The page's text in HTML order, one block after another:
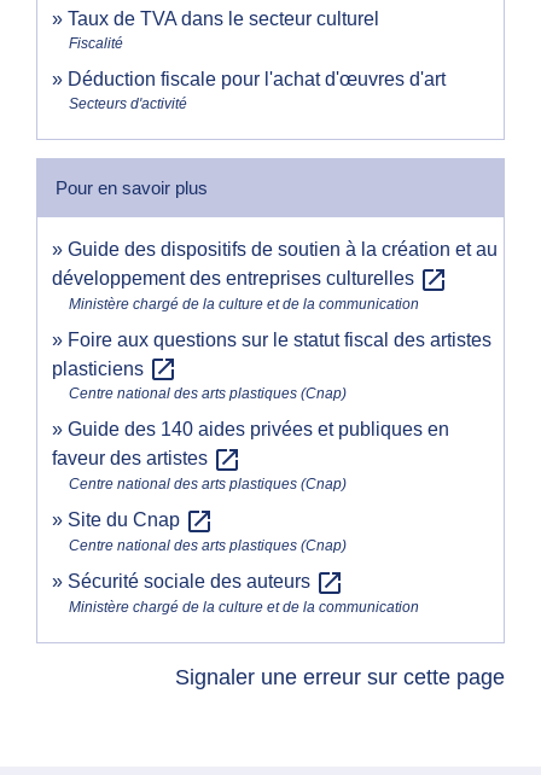
Taux de TVA dans le secteur culturel
Fiscalité
Déduction fiscale pour l'achat d'œuvres d'art
Secteurs d'activité
Pour en savoir plus
Guide des dispositifs de soutien à la création et au
développement des entreprises culturelles open_in_new
Ministère chargé de la culture et de la communication
Foire aux questions sur le statut fiscal des artistes
plasticiens open_in_new
Centre national des arts plastiques (Cnap)
Guide des 140 aides privées et publiques en
faveur des artistes open_in_new
Centre national des arts plastiques (Cnap)
Site du Cnap open_in_new
Centre national des arts plastiques (Cnap)
Sécurité sociale des auteurs open_in_new
Ministère chargé de la culture et de la communication
Signaler une erreur sur cette page